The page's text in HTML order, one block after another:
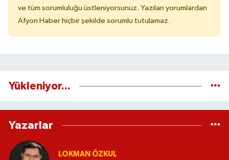
ve tüm sorumluluğu üstleniyorsunuz. Yazılan yorumlardan
Afyon Haber hiçbir şekilde sorumlu tutulamaz.
Yükleniyor...
Yazarlar
LOKMAN ÖZKUL